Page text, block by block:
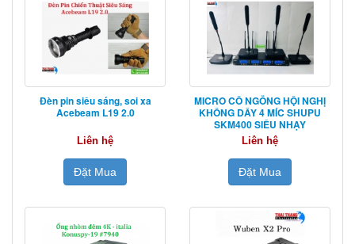
Đèn pin siêu sáng, soi xa
Acebeam L19 2.0
Liên hệ
Đặt Mua
MICRO CỔ NGỖNG HỘI NGHỊ
KHÔNG DÂY 4 MÍC SHUPU
SKM400 SIÊU NHẠY
Liên hệ
Đặt Mua